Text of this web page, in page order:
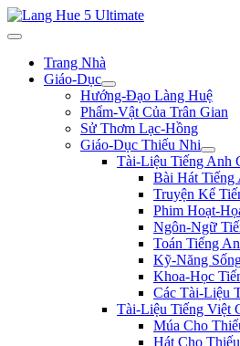
Trang Nhà
Giáo-Dục
Hướng-Đạo Làng Huệ
Phẩm-Vật Của Trân Gian
Sử Thơm Lạc-Hồng
Giáo-Dục Thiếu Nhi
Tài-Liệu Tiếng Anh
Bài Hát Tiếng
Truyện Kể
Phim Hoạt-
Ngôn-Ngữ
Toán Tiếng
Kỹ-Năng
Khoa-Học
Các Tài-Liệu
Tài-Liệu Tiếng Việt
Múa Cho
Hát Cho